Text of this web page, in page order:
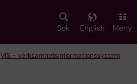
Sök English Meny
VIS - verksamhetsinformationssystem